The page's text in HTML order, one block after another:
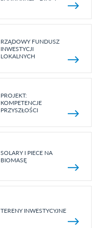
RZĄDOWY FUNDUSZ
INWESTYCJI
LOKALNYCH
PROJEKT:
KOMPETENCJE
PRZYSZŁOŚCI
SOLARY I PIECE NA
BIOMASĘ
TERENY INWESTYCYJNE